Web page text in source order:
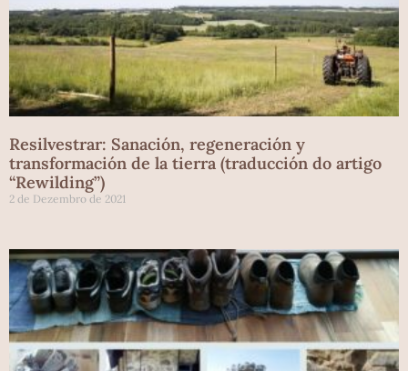
Resilvestrar: Sanación, regeneración y
transformación de la tierra (traducción do artigo
“Rewilding”)
2 de Dezembro de 2021